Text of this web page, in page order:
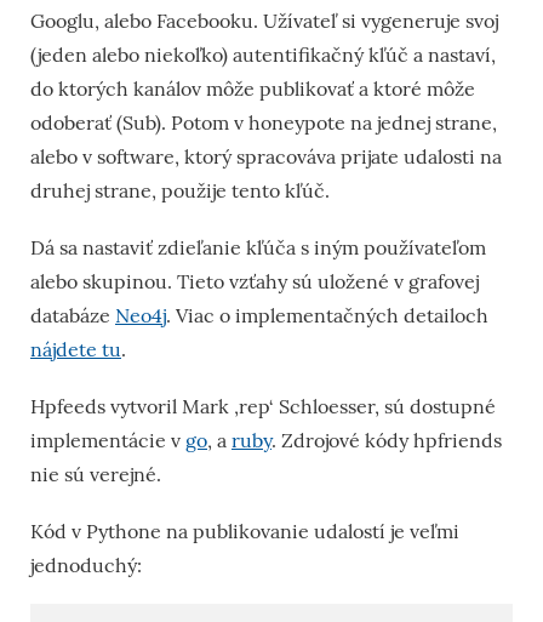
Googlu, alebo Facebooku. Užívateľ si vygeneruje svoj
(jeden alebo niekoľko) autentifikačný kľúč a nastaví,
do ktorých kanálov môže publikovať a ktoré môže
odoberať (Sub). Potom v honeypote na jednej strane,
alebo v software, ktorý spracováva prijate udalosti na
druhej strane, použije tento kľúč.
Dá sa nastaviť zdieľanie kľúča s iným používateľom
alebo skupinou. Tieto vzťahy sú uložené v grafovej
databáze Neo4j. Viac o implementačných detailoch
nájdete tu.
Hpfeeds vytvoril Mark ‚rep‘ Schloesser, sú dostupné
implementácie v go, a ruby. Zdrojové kódy hpfriends
nie sú verejné.
Kód v Pythone na publikovanie udalostí je veľmi
jednoduchý: